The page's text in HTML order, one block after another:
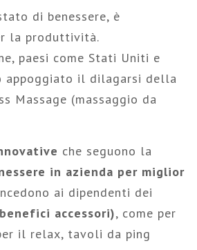
di benessere, è
la produttività.
paesi come Stati Uniti e
appoggiato il dilagarsi della
Massage (massaggio da
che seguono la
in azienda per miglior
ai dipendenti dei
accessori), come per
il relax, tavoli da ping